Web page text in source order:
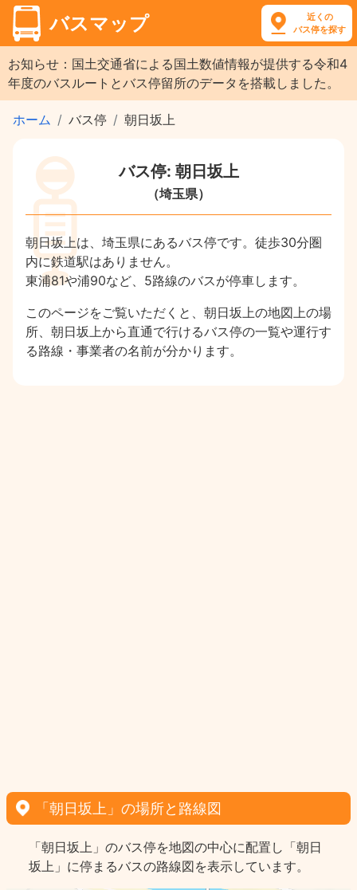
バスマップ
近くの
バス停を探す
お知らせ：国土交通省による国土数値情報が提供する令和4
年度のバスルートとバス停留所のデータを搭載しました。
ホーム バス停 朝日坂上
バス停: 朝日坂上
（埼玉県）
朝日坂上は、埼玉県にあるバス停です。徒歩30分圏
内に鉄道駅はありません。
東浦81や浦90など、5路線のバスが停車します。
このページをご覧いただくと、朝日坂上の地図上の場
所、朝日坂上から直通で行けるバス停の一覧や運行す
る路線・事業者の名前が分かります。
「朝日坂上」の場所と路線図
「朝日坂上」のバス停を地図の中心に配置し「朝日
坂上」に停まるバスの路線図を表示しています。